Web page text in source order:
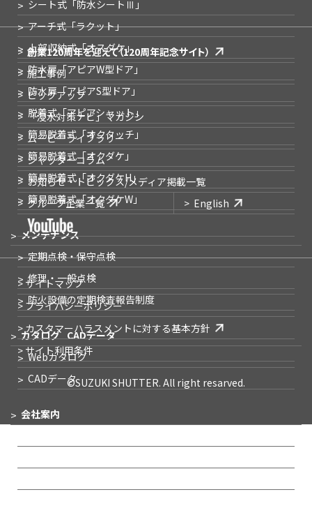
シート式 「防水シートⅢ」
アーチ式「ラクット」
上部収納式「オスダケ」
防水扉「アピアW型ドア」
防水扉「アピアS型ドア」
脱着式「アピアシャット」
簡易脱着式「オクタッチ」
簡易脱着式「オクダケ」
簡易脱着式「オクダケH」
簡易脱着式「オクダケW」
メンテナンス
定期点検・保守点検
修理・一般点検
防火設備の定期検査報告制度
カタログ CADデータ
Webカタログ
CADデータ
会社案内
創業120周年を迎えて（120周年記念サイト）
施工事例
ピックアップ
「浸水対策ナビ」マガジン
ムービーライブラリー
シャッターコラム
お知らせ・トピックス/メディア掲載一覧
グループ企業一覧
English
> サイトマップ
> プライバシーポリシー
> カスタマーハラスメントに対する基本方針
> サイト利用条件
©SUZUKI SHUTTER. All right resarved.